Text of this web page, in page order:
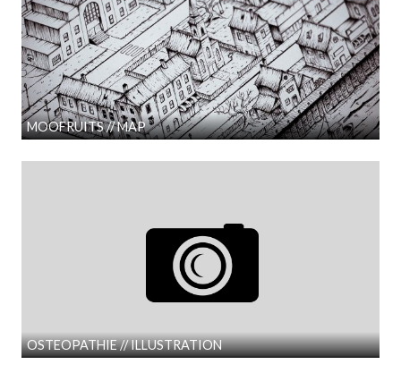
MOOFRUITS // MAP
OSTEOPATHIE // ILLUSTRATION